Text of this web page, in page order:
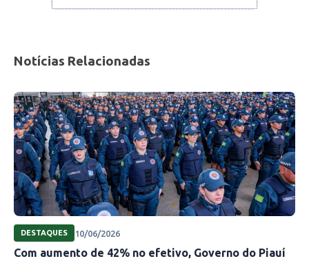
Notícias Relacionadas
DESTAQUES 10/06/2026
Com aumento de 42% no efetivo, Governo do Piauí